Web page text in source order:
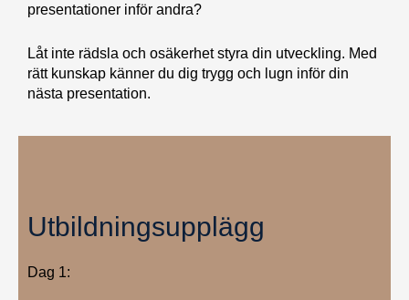
presentationer inför andra?
Låt inte rädsla och osäkerhet styra din utveckling. Med
rätt kunskap känner du dig trygg och lugn inför din
nästa presentation.
Utbildningsupplägg
Dag 1: